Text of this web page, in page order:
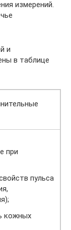
измерений.
и
в таблице
при
пульса
кожных